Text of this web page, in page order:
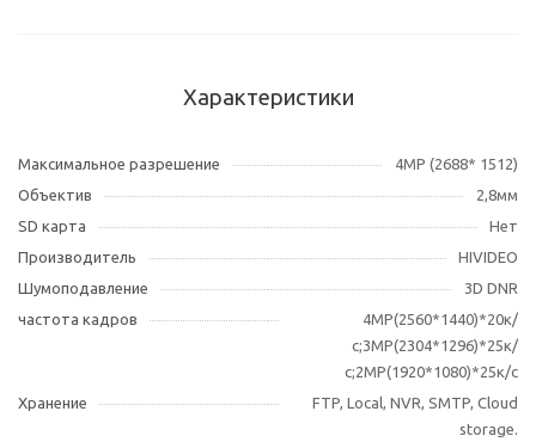
Характеристики
Максимальное разрешение
4MP (2688* 1512)
Объектив
2,8мм
SD карта
Нет
Производитель
HIVIDEO
Шумоподавление
3D DNR
частота кадров
4MP(2560*1440)*20к/
с;3МР(2304*1296)*25к/
с;2MP(1920*1080)*25к/с
Хранение
FTP, Local, NVR, SMTP, Cloud
storage.